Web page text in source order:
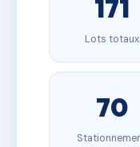
171
Lots totaux
70